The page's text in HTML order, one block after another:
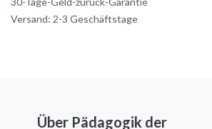
Versand: 2-3 Geschäftstage
Über Pädagogik der